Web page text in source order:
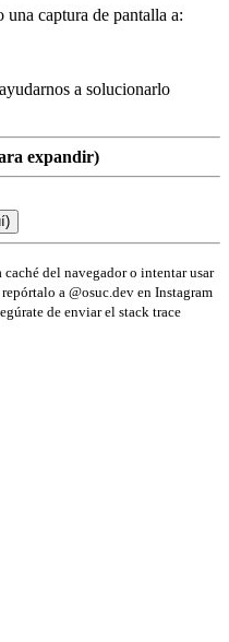
captura de pantalla a:
a solucionarlo
expandir)
del navegador o intentar usar
a @osuc.dev en Instagram
de enviar el stack trace